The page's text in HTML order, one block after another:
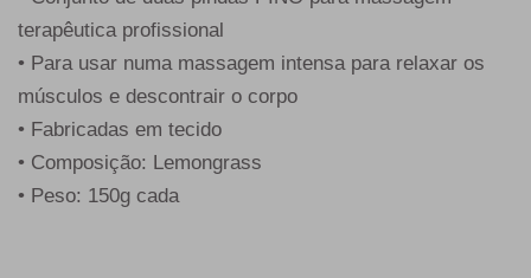
terapêutica profissional
• Para usar numa massagem intensa para relaxar os
músculos e descontrair o corpo
• Fabricadas em tecido
• Composição: Lemongrass
• Peso: 150g cada